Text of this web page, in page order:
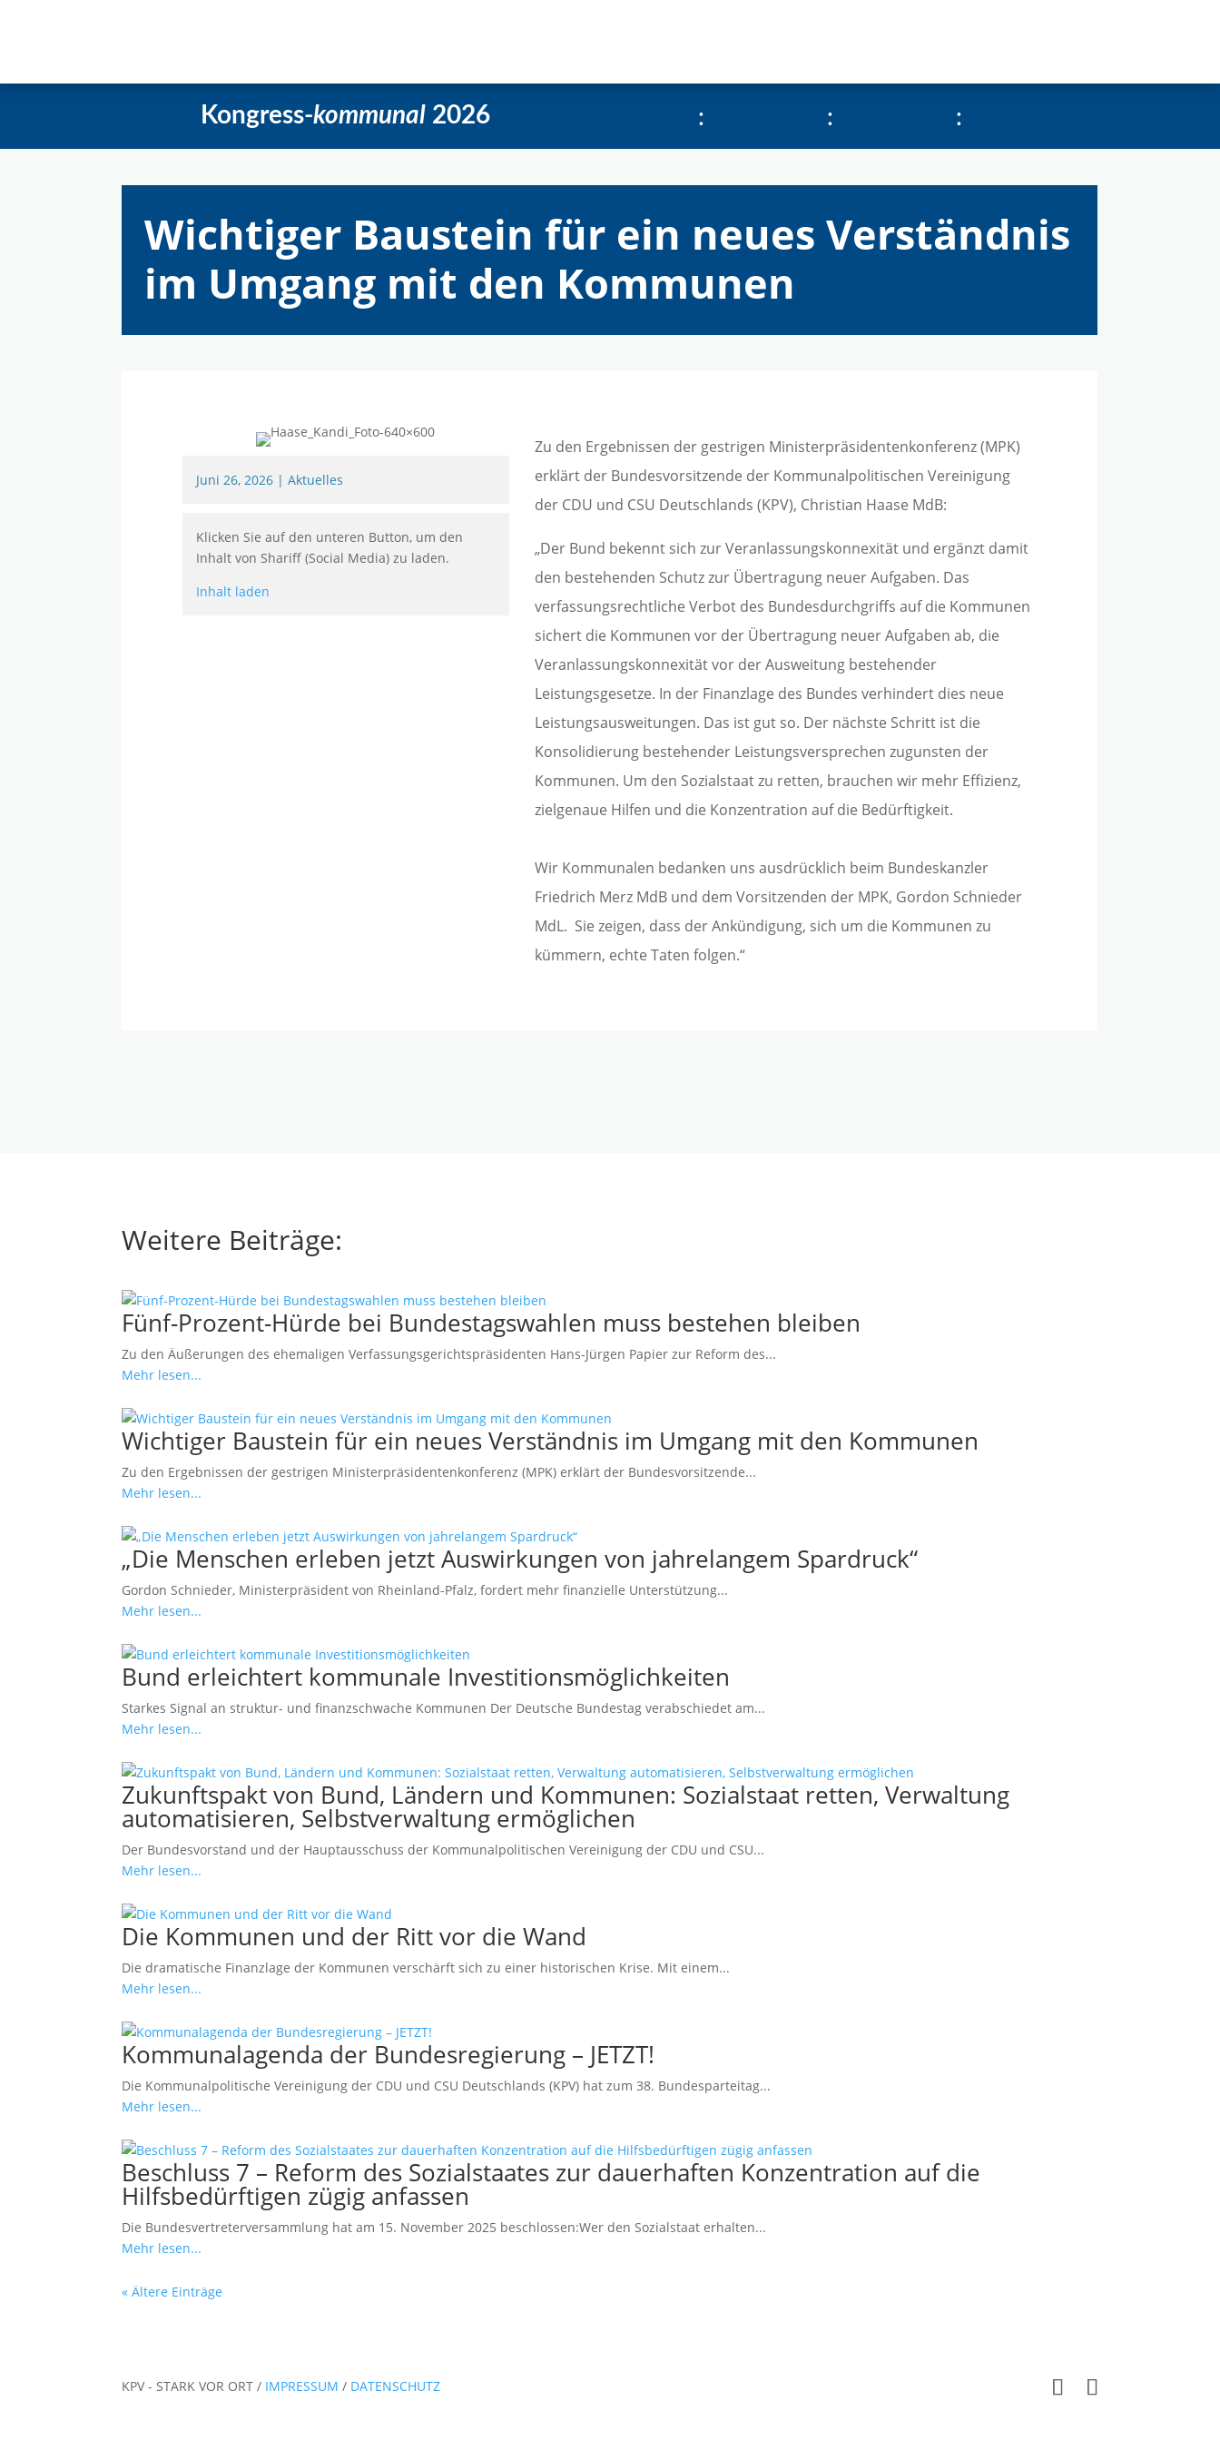
Kongress-kommunal 2026 : : :
Wichtiger Baustein für ein neues Verständnis
im Umgang mit den Kommunen
Juni 26, 2026 |Aktuelles
Klicken Sie auf den unteren Button, um den
Inhalt von Shariff (Social Media) zu laden.
Inhalt laden
Zu den Ergebnissen der gestrigen Ministerpräsidentenkonferenz (MPK)
erklärt der Bundesvorsitzende der Kommunalpolitischen Vereinigung
der CDU und CSU Deutschlands (KPV), Christian Haase MdB:
„Der Bund bekennt sich zur Veranlassungskonnexität und ergänzt damit
den bestehenden Schutz zur Übertragung neuer Aufgaben. Das
verfassungsrechtliche Verbot des Bundesdurchgriffs auf die Kommunen
sichert die Kommunen vor der Übertragung neuer Aufgaben ab, die
Veranlassungskonnexität vor der Ausweitung bestehender
Leistungsgesetze. In der Finanzlage des Bundes verhindert dies neue
Leistungsausweitungen. Das ist gut so. Der nächste Schritt ist die
Konsolidierung bestehender Leistungsversprechen zugunsten der
Kommunen. Um den Sozialstaat zu retten, brauchen wir mehr Effizienz,
zielgenaue Hilfen und die Konzentration auf die Bedürftigkeit.
Wir Kommunalen bedanken uns ausdrücklich beim Bundeskanzler
Friedrich Merz MdB und dem Vorsitzenden der MPK, Gordon Schnieder
MdL. Sie zeigen, dass der Ankündigung, sich um die Kommunen zu
kümmern, echte Taten folgen.“
Weitere Beiträge:
Fünf-Prozent-Hürde bei Bundestagswahlen muss bestehen bleiben
Zu den Äußerungen des ehemaligen Verfassungsgerichtspräsidenten Hans-Jürgen Papier zur Reform des...
Mehr lesen...
Wichtiger Baustein für ein neues Verständnis im Umgang mit den Kommunen
Zu den Ergebnissen der gestrigen Ministerpräsidentenkonferenz (MPK) erklärt der Bundesvorsitzende...
Mehr lesen...
„Die Menschen erleben jetzt Auswirkungen von jahrelangem Spardruck“
Gordon Schnieder, Ministerpräsident von Rheinland-Pfalz, fordert mehr finanzielle Unterstützung...
Mehr lesen...
Bund erleichtert kommunale Investitionsmöglichkeiten
Starkes Signal an struktur- und finanzschwache Kommunen Der Deutsche Bundestag verabschiedet am...
Mehr lesen...
Zukunftspakt von Bund, Ländern und Kommunen: Sozialstaat retten, Verwaltung
automatisieren, Selbstverwaltung ermöglichen
Der Bundesvorstand und der Hauptausschuss der Kommunalpolitischen Vereinigung der CDU und CSU...
Mehr lesen...
Die Kommunen und der Ritt vor die Wand
Die dramatische Finanzlage der Kommunen verschärft sich zu einer historischen Krise. Mit einem...
Mehr lesen...
Kommunalagenda der Bundesregierung – JETZT!
Die Kommunalpolitische Vereinigung der CDU und CSU Deutschlands (KPV) hat zum 38. Bundesparteitag...
Mehr lesen...
Beschluss 7 – Reform des Sozialstaates zur dauerhaften Konzentration auf die
Hilfsbedürftigen zügig anfassen
Die Bundesvertreterversammlung hat am 15. November 2025 beschlossen:Wer den Sozialstaat erhalten...
Mehr lesen...
« Ältere Einträge
KPV - STARK VOR ORT / IMPRESSUM/ DATENSCHUTZ